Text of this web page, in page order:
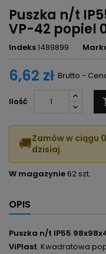
Puszka n/t
VP-42 popiel
Indeks1489899
6,62 zł Brutto -
Ilość
🚚Zamów w ciągu
dzisiaj.
W magazynie 62 szt.
OPIS
Puszka n/t IP55
ViPlast. Kwadratowa